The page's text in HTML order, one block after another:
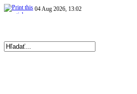
06 Aug 2026, 19:56
04 Aug 2026, 13:02